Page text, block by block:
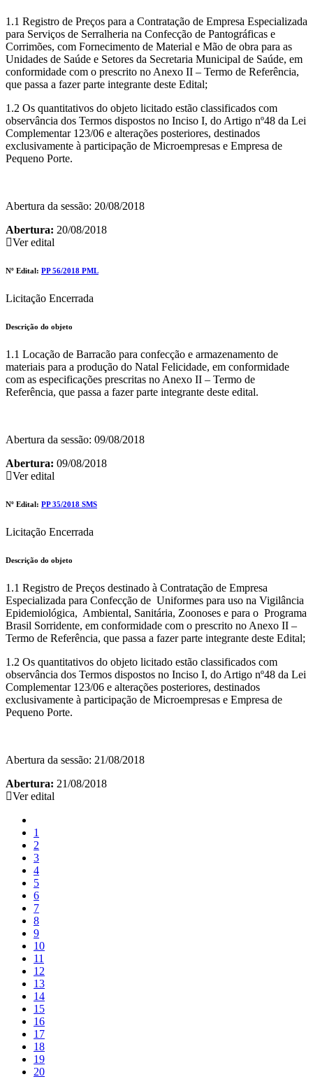
1.1 Registro de Preços para a Contratação de Empresa Especializada
para Serviços de Serralheria na Confecção de Pantográficas e
Corrimões, com Fornecimento de Material e Mão de obra para as
Unidades de Saúde e Setores da Secretaria Municipal de Saúde, em
conformidade com o prescrito no Anexo II – Termo de Referência,
que passa a fazer parte integrante deste Edital;
1.2 Os quantitativos do objeto licitado estão classificados com
observância dos Termos dispostos no Inciso I, do Artigo nº48 da Lei
Complementar 123/06 e alterações posteriores, destinados
exclusivamente à participação de Microempresas e Empresa de
Pequeno Porte.
Abertura da sessão: 20/08/2018
Abertura: 20/08/2018
Ver edital
Nº Edital: PP 56/2018 PML
Licitação Encerrada
Descrição do objeto
1.1 Locação de Barracão para confecção e armazenamento de
materiais para a produção do Natal Felicidade, em conformidade
com as especificações prescritas no Anexo II – Termo de
Referência, que passa a fazer parte integrante deste edital.
Abertura da sessão: 09/08/2018
Abertura: 09/08/2018
Ver edital
Nº Edital: PP 35/2018 SMS
Licitação Encerrada
Descrição do objeto
1.1 Registro de Preços destinado à Contratação de Empresa
Especializada para Confecção de Uniformes para uso na Vigilância
Epidemiológica, Ambiental, Sanitária, Zoonoses e para o Programa
Brasil Sorridente, em conformidade com o prescrito no Anexo II –
Termo de Referência, que passa a fazer parte integrante deste Edital;
1.2 Os quantitativos do objeto licitado estão classificados com
observância dos Termos dispostos no Inciso I, do Artigo nº48 da Lei
Complementar 123/06 e alterações posteriores, destinados
exclusivamente à participação de Microempresas e Empresa de
Pequeno Porte.
Abertura da sessão: 21/08/2018
Abertura: 21/08/2018
Ver edital
1
2
3
4
5
6
7
8
9
10
11
12
13
14
15
16
17
18
19
20